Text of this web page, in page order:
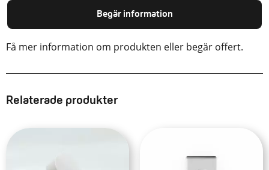
Begär information
Få mer information om produkten eller begär offert.
Relaterade produkter